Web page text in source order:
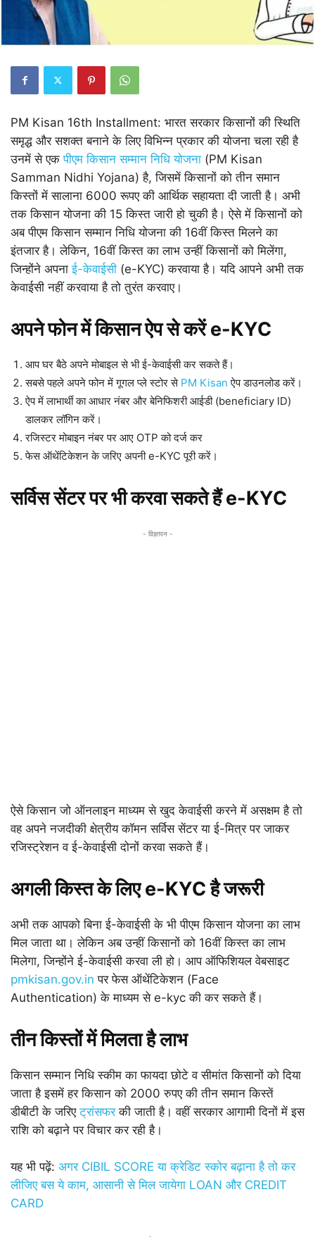
PM Kisan 16th Installment: भारत सरकार किसानों की स्थिति
समृद्ध और सशक्त बनाने के लिए विभिन्न प्रकार की योजना चला रही है
उनमें से एकपीएम किसान सम्मान निधि योजना (PM Kisan
Samman Nidhi Yojana) है, जिसमें किसानों को तीन समान
किस्तों में सालाना 6000 रूपए की आर्थिक सहायता दी जाती है। अभी
तक किसान योजना की 15 किस्त जारी हो चुकी है। ऐसे में किसानों को
अब पीएम किसान सम्मान निधि योजना की 16वीं किस्त मिलने का
इंतजार है। लेकिन, 16वीं किस्त का लाभ उन्हीं किसानों को मिलेंगा,
जिन्होंने अपना ई-केवाईसी (e-KYC) करवाया है। यदि आपने अभी तक
केवाईसी नहीं करवाया है तो तुरंत करवाए।
अपने फोन में किसान ऐप से करें e-KYC
आप घर बैठे अपने मोबाइल से भी ई-केवाईसी कर सकते हैं।
सबसे पहले अपने फोन में गूगल प्ले स्टोर से PM Kisan ऐप डाउनलोड करें।
ऐप में लाभार्थी का आधार नंबर और बेनिफिशरी आईडी (beneficiary ID)
डालकर लॉगिन करें।
रजिस्टर मोबाइन नंबर पर आए OTP को दर्ज कर
फेस ऑथेंटिकेशन के जरिए अपनी e-KYC पूरी करें।
सर्विस सेंटर पर भी करवा सकते हैं e-KYC
- विज्ञापन -
ऐसे किसान जो ऑनलाइन माध्यम से खुद केवाईसी करने में असक्षम है तो
वह अपने नजदीकी क्षेत्रीय कॉमन सर्विस सेंटर या ई-मित्र पर जाकर
रजिस्ट्रेशन व ई-केवाईसी दोनों करवा सकते हैं।
अगली किस्त के लिए e-KYC है जरूरी
अभी तक आपको बिना ई-केवाईसी के भी पीएम किसान योजना का लाभ
मिल जाता था। लेकिन अब उन्हीं किसानों को 16वीं किस्त का लाभ
मिलेगा, जिन्होंने ई-केवाईसी करवा ली हो। आप ऑफिशियल वेबसाइट
pmkisan.gov.in पर फेस ऑथेंटिकेशन (Face
Authentication) के माध्यम से e-kyc की कर सकते हैं।
तीन किस्तों में मिलता है लाभ
किसान सम्मान निधि स्कीम का फायदा छोटे व सीमांत किसानों को दिया
जाता है इसमें हर किसान को 2000 रुपए की तीन समान किस्तें
डीबीटी के जरिएट्रांसफरकी जाती है। वहीं सरकार आगामी दिनों में इस
राशि को बढ़ाने पर विचार कर रही है।
यह भी पढ़ें: अगर CIBIL SCORE या क्रेडिट स्कोर बढ़ाना है तो कर
लीजिए बस ये काम, आसानी से मिल जायेगा LOAN और CREDIT
CARD